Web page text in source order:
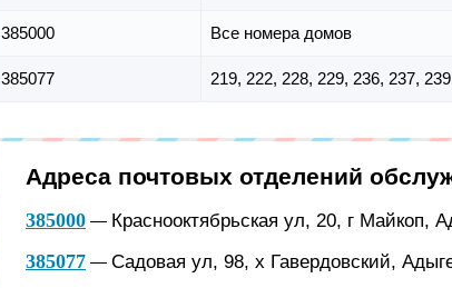
385000 Все номера домов
385077 219, 222, 228, 229, 236, 237,
Адреса почтовых отделений
385000 — Краснооктябрьская ул, 20, г Майкоп,
385077 — Садовая ул, 98, х Гавердовский,